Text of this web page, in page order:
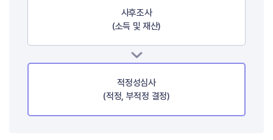
사후조사
(소득 및 재산)
적정성심사
(적정, 부적정 결정)